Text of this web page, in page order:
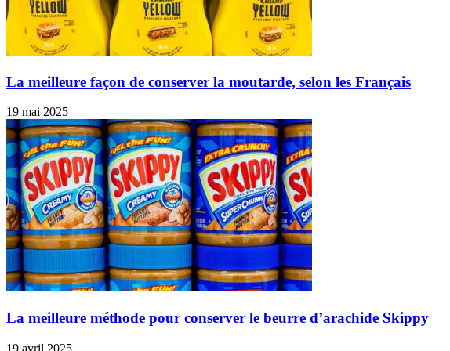
La meilleure façon de conserver la moutarde, selon les Français
19 mai 2025
La meilleure méthode pour conserver le beurre d’arachide Skippy
19 avril 2025